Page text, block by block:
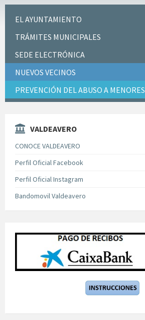
EL AYUNTAMIENTO
TRÁMITES MUNICIPALES
SEDE ELECTRÓNICA
NUEVOS VECINOS
PREVENCIÓN DEL ABUSO A MENORES
VALDEAVERO
CONOCE VALDEAVERO
Perfil Oficial Facebook
Perfil Oficial Instagram
Bandomovil Valdeavero